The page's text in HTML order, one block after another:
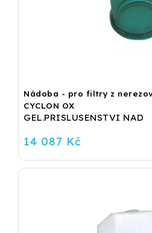
Nádoba - pro filtry z
CYCLON OX
GEL.PRISLUSENSTVI NAD
14 087 Kč